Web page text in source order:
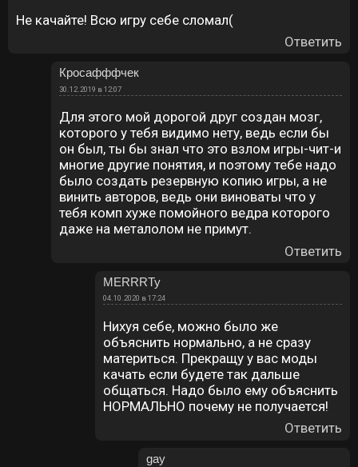
Не качайте! Всю игру себе сломал(
Ответить
Кросафффчек
30.12.2019 в 12:07
Для этого мой дорогой друг создан мозг,
которого у тебя видимо нету, ведь если бы
он был, ты бы знал что это взлом игры-чит-и
многие другие понятия, и поэтому тебе надо
было создать резервную копию игры, а не
винить авторов, ведь они виноваты что у
тебя комп хуже помойного ведра которого
даже на металолом не примут.
Ответить
MERRRTy
04.10.2020 в 17:24
Нихуя себе, можно было же
объяснить нормально, а не сразу
материться. Прекращу у вас моды
качать если будете так дальше
общаться. Надо было ему объяснить
НОРМАЛЬНО почему не получается!
Ответить
gay